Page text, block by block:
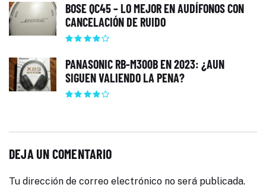
BOSE QC45 – LO MEJOR EN AUDÍFONOS CON
CANCELACIÓN DE RUIDO
PANASONIC RB-M300B EN 2023: ¿AUN
SIGUEN VALIENDO LA PENA?
DEJA UN COMENTARIO
Tu dirección de correo electrónico no será publicada.